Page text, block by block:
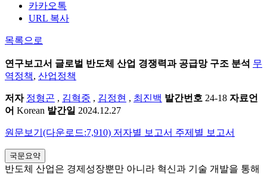
카카오톡
URL 복사
목록으로
연구보고서 글로벌 반도체 산업 경쟁력과 공급망 구조 분석 무
역정책, 산업정책
저자 정형곤 , 김혁중 , 김정현 , 최진백 발간번호 24-18 자료언
어 Korean 발간일 2024.12.27
원문보기(다운로드:7,910) 저자별 보고서 주제별 보고서
국문요약
반도체 산업은 경제성장뿐만 아니라 혁신과 기술 개발을 통해